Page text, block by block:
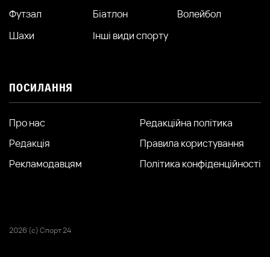
Футзал
Біатлон
Волейбол
Шахи
Інші види спорту
ПОСИЛАННЯ
Про нас
Редакція
Рекламодавцям
Редакційна політика
Правила користування
Політика конфіденційності
2026 (с) Спорт 24